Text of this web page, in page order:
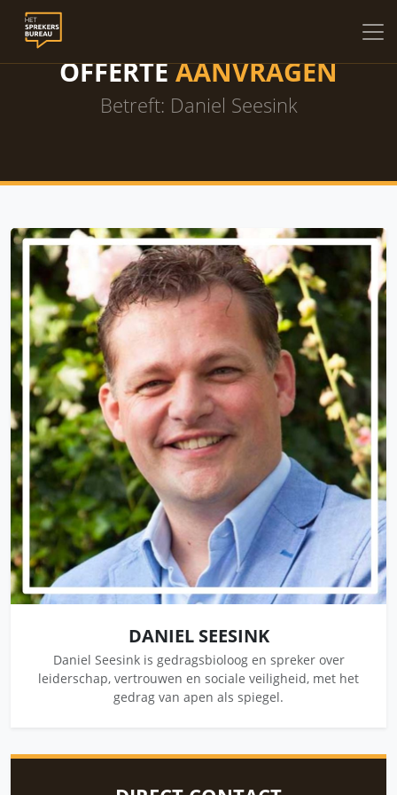
OFFERTEAANVRAGEN
Betreft: Daniel Seesink
DANIEL SEESINK
Daniel Seesink is gedragsbioloog en spreker over
leiderschap, vertrouwen en sociale veiligheid, met het
gedrag van apen als spiegel.